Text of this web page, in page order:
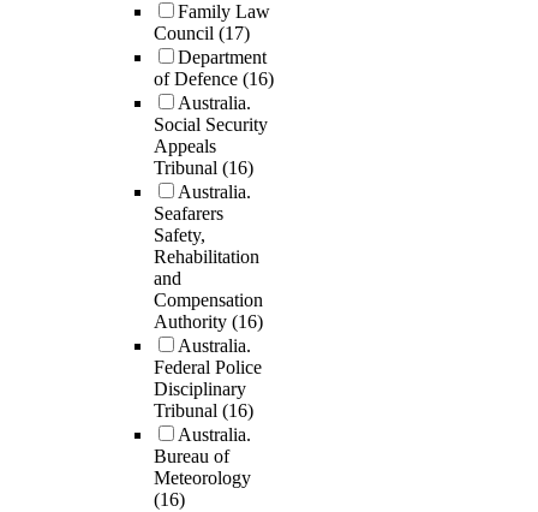
Family Law
Council (17)
Department
of Defence (16)
Australia.
Social Security
Appeals
Tribunal (16)
Australia.
Seafarers
Safety,
Rehabilitation
and
Compensation
Authority (16)
Australia.
Federal Police
Disciplinary
Tribunal (16)
Australia.
Bureau of
Meteorology
(16)